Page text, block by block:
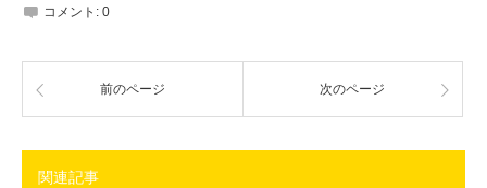
コメント: 0
前のページ 次のページ
関連記事